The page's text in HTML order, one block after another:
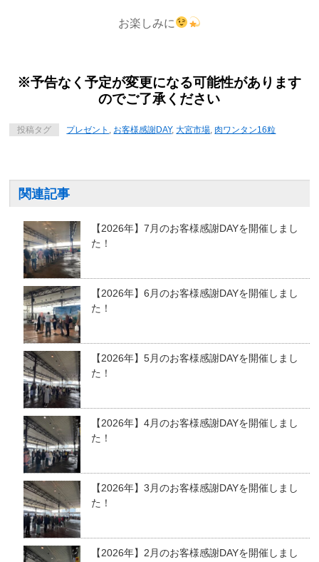
お楽しみに
※予告なく予定が変更になる可能性があります
のでご了承ください
投稿タグ プレゼント , お客様感謝DAY,大宮市場, 肉ワンタン16粒
関連記事
【2026年】7月のお客様感謝DAYを開催しまし
た！
【2026年】6月のお客様感謝DAYを開催しまし
た！
【2026年】5月のお客様感謝DAYを開催しまし
た！
【2026年】4月のお客様感謝DAYを開催しまし
た！
【2026年】3月のお客様感謝DAYを開催しまし
た！
【2026年】2月のお客様感謝DAYを開催しまし